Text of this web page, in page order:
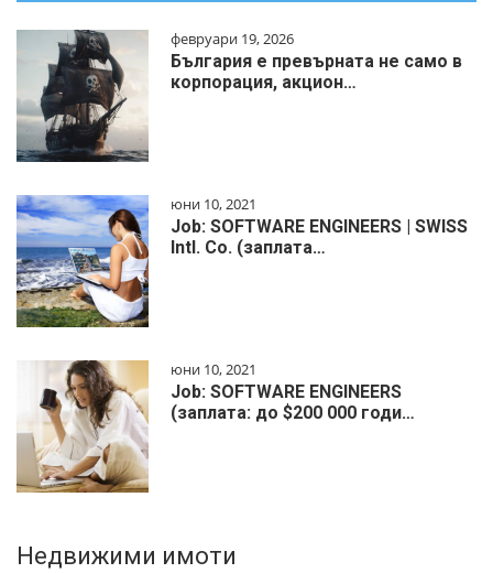
февруари 19, 2026
България е превърната не само в
корпорация, акцион…
юни 10, 2021
Job: SOFTWARE ENGINEERS | SWISS
Intl. Co. (заплата…
юни 10, 2021
Job: SOFTWARE ENGINEERS
(заплата: до $200 000 годи…
Недвижими имоти